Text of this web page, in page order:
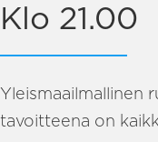
Klo 21.00
Yleismaailmallinen
tavoitteena on